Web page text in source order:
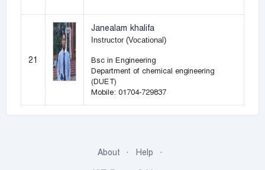
21
Janealam khalifa
Instructor (Vocational)
Bsc in Engineering
Department of chemical engineering
(DUET)
Mobile: 01704-729837
About
Help